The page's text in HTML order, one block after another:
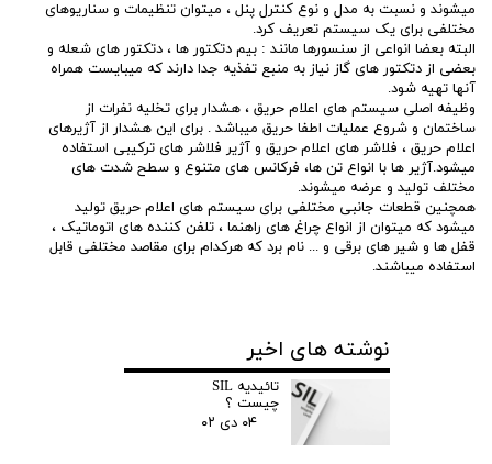
میشوند و نسبت به مدل و نوع کنترل پنل ، میتوان تنظیمات و سناریوهای
مختلفی برای یک سیستم تعریف کرد.
البته بعضا انواعی از سنسورها مانند : بیم دتکتور ها ، دتکتور های شعله و
بعضی از دتکتور های گاز نیاز به منبع تفذیه جدا دارند که میبایست همراه
آنها تهیه شود.
وظیفه اصلی سیستم های اعلام حریق ، هشدار برای تخلیه نفرات از
ساختمان و شروع عملیات اطفا حریق میباشد . برای این هشدار از آژیرهای
اعلام حریق ، فلاشر های اعلام حریق و آژیر فلاشر های ترکیبی استفاده
میشود.آژیر ها با انواع تن ها، فرکانس های متنوع و سطح شدت های
مختلف تولید و عرضه میشوند.
همچنین قطعات جانبی مختلفی برای سیستم های اعلام حریق تولید
میشود که میتوان از انواع چراغ های راهنما ، تلفن کننده های اتوماتیک ،
قفل ها و شیر های برقی و ... نام برد که هرکدام برای مقاصد مختلفی قابل
استفاده میباشند.
نوشته های اخیر
تائیدیه SIL
چیست ؟
۰۴ دی ۰۲